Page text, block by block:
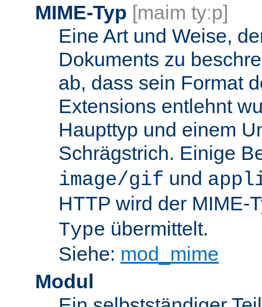
MIME-Typ [maim tyːp]
Eine Art und Weise,
Dokuments zu
ab, dass sein Format
Extensions entlehnt
Haupttyp und einem
Schrägstrich. Einige
image/gif und
HTTP wird der MIME-
Type übermittelt.
Siehe: mod_mime
Modul